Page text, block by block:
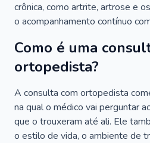
crônica, como artrite, artrose e
o acompanhamento contínuo
Como é uma
ortopedista?
A consulta com ortopedista
na qual o médico vai perguntar
que o trouxeram até ali. Ele
o estilo de vida, o ambiente de